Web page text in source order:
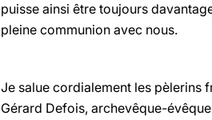
puisse ainsi être toujours
pleine communion avec nous.
Je salue cordialement les pèlerins
Gérard Defois, archevêque-